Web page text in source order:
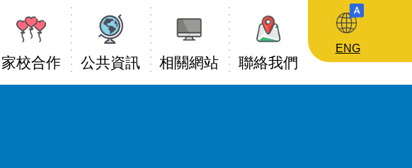
家校合作 公共資訊 相關網站 聯絡我們
ENG